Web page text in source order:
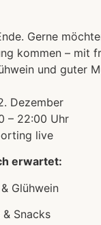
Gerne
kommen – mit
und guter
Dezember
– 22:00 Uhr
live
erwartet:
Glühwein
& Snacks